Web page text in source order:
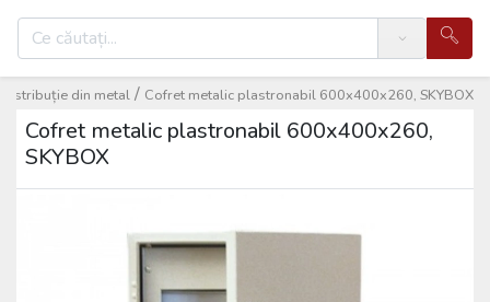
Search
Cofret metalic plastronabil 600x400x260, SKYBOX
/
din metal
Cofret metalic plastronabil 600x400x260,
SKYBOX